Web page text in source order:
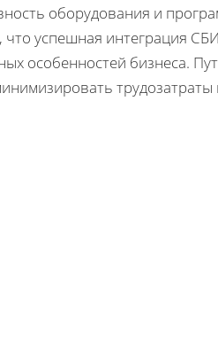
оборудования и
что успешная интеграция
особенностей бизнеса.